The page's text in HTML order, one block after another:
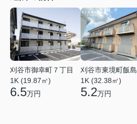
刈谷市御幸町７丁目
1K (19.87㎡)
6.5万円
刈谷市東境町飯島
1K (32.38㎡)
5.2万円